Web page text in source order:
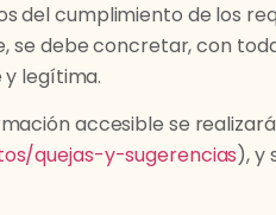
del cumplimiento de los
se debe concretar, con
legítima.
accesible se
quejas-y-sugerencias), y